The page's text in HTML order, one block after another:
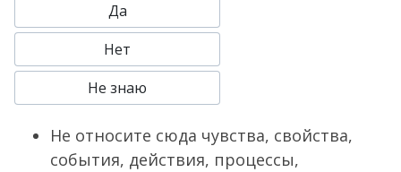
Да
Нет
Не знаю
Не относите сюда чувства, свойства,
события, действия, процессы,